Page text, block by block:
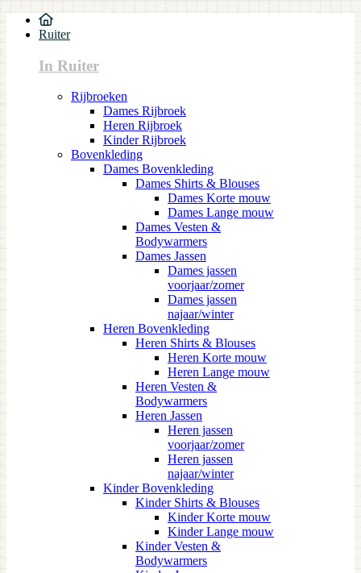
Ruiter
In Ruiter
Rijbroeken
Dames Rijbroek
Heren Rijbroek
Kinder Rijbroek
Bovenkleding
Dames Bovenkleding
Dames Shirts & Blouses
Dames Korte mouw
Dames Lange mouw
Dames Vesten &
Bodywarmers
Dames Jassen
Dames jassen
voorjaar/zomer
Dames jassen
najaar/winter
Heren Bovenkleding
Heren Shirts & Blouses
Heren Korte mouw
Heren Lange mouw
Heren Vesten &
Bodywarmers
Heren Jassen
Heren jassen
voorjaar/zomer
Heren jassen
najaar/winter
Kinder Bovenkleding
Kinder Shirts & Blouses
Kinder Korte mouw
Kinder Lange mouw
Kinder Vesten &
Bodywarmers